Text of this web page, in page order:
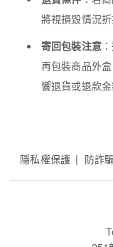
將視損毀情況折
寄回包裝注意
再包裝商品外
響退貨或退款金
隱私權保護 防詐